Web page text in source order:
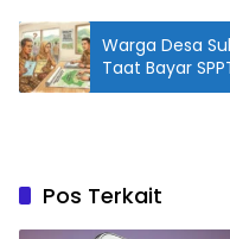
Warga Desa
Taat Bayar
Masih Diakui
Pos Terkait